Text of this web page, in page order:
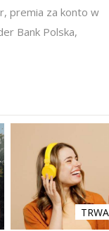
, premia za konto w
Bank Polska,